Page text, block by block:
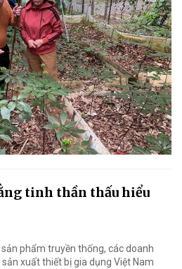
tinh thần thấu hiểu
phẩm truyền thống, các doanh
xuất thiết bị gia dụng Việt Nam